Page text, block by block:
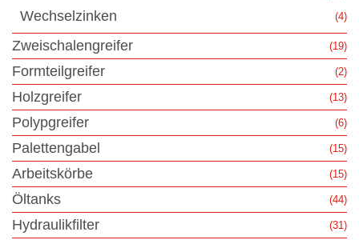
Wechselzinken (4)
Zweischalengreifer (19)
Formteilgreifer (2)
Holzgreifer (13)
Polypgreifer (6)
Palettengabel (15)
Arbeitskörbe (15)
Öltanks (44)
Hydraulikfilter (31)